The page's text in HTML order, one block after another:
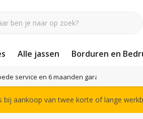
Alle jassen Borduren en
service en 6 maanden garantie
bij aankoop van twee korte of lange